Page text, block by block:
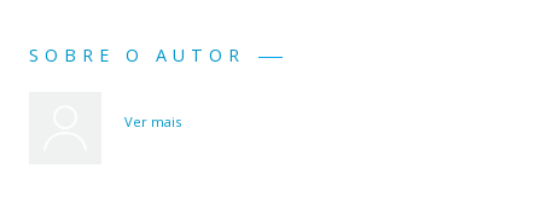
SOBRE O AUTOR
Ver mais